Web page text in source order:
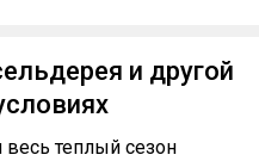
и другой
теплый сезон